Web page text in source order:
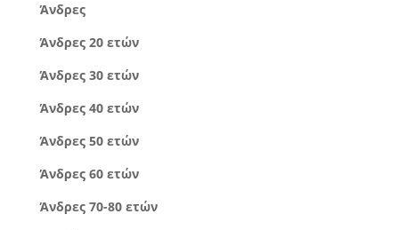
Άνδρες
Άνδρες 20 ετών
Άνδρες 30 ετών
Άνδρες 40 ετών
Άνδρες 50 ετών
Άνδρες 60 ετών
Άνδρες 70-80 ετών